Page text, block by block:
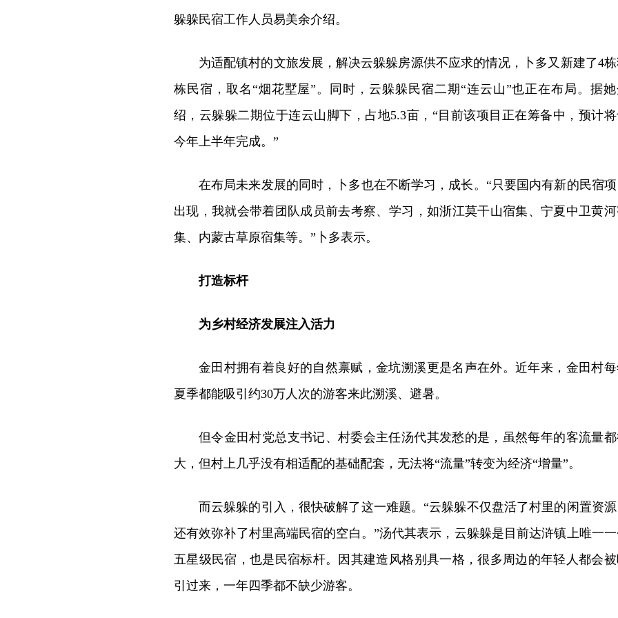
躲躲民宿工作人员易美余介绍。
为适配镇村的文旅发展，解决云躲躲房源供不应求的情况，卜多又新建了4
栋民宿，取名“烟花墅屋”。同时，云躲躲民宿二期“连云山”也正在布局。据她
绍，云躲躲二期位于连云山脚下，占地5.3亩，“目前该项目正在筹备中，预计
今年上半年完成。”
在布局未来发展的同时，卜多也在不断学习，成长。“只要国内有新的民宿项
出现，我就会带着团队成员前去考察、学习，如浙江莫干山宿集、宁夏中卫黄
集、内蒙古草原宿集等。”卜多表示。
打造标杆
为乡村经济发展注入活力
金田村拥有着良好的自然禀赋，金坑溯溪更是名声在外。近年来，金田村
夏季都能吸引约30万人次的游客来此溯溪、避暑。
但令金田村党总支书记、村委会主任汤代其发愁的是，虽然每年的客流量
大，但村上几乎没有相适配的基础配套，无法将“流量”转变为经济“增量”。
而云躲躲的引入，很快破解了这一难题。“云躲躲不仅盘活了村里的闲置资源
还有效弥补了村里高端民宿的空白。”汤代其表示，云躲躲是目前达浒镇上唯一
五星级民宿，也是民宿标杆。因其建造风格别具一格，很多周边的年轻人都会被
引过来，一年四季都不缺少游客。